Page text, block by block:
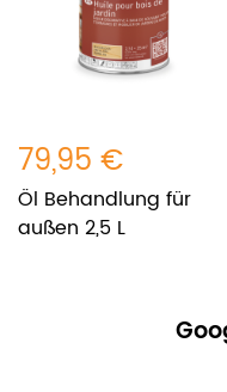
79,95 €
Öl Behandlung für
außen 2,5 L